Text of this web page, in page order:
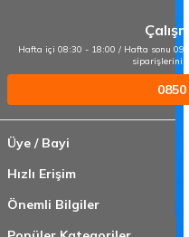
Hafta içi 08:30 - 18:00 / Hafta sonu
Üye / Bayi
Hızlı Erişim
Önemli Bilgiler